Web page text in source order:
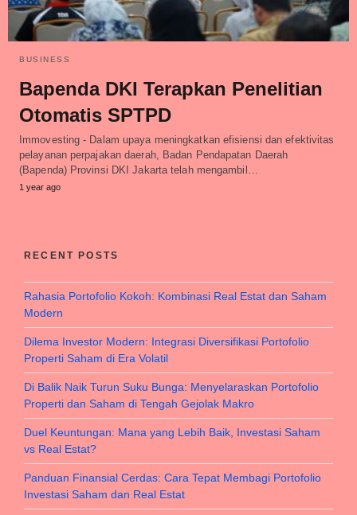
BUSINESS
Bapenda DKI Terapkan Penelitian
Otomatis SPTPD
Immovesting - Dalam upaya meningkatkan efisiensi dan efektivitas
pelayanan perpajakan daerah, Badan Pendapatan Daerah
(Bapenda) Provinsi DKI Jakarta telah mengambil…
1 year ago
RECENT POSTS
Rahasia Portofolio Kokoh: Kombinasi Real Estat dan Saham
Modern
Dilema Investor Modern: Integrasi Diversifikasi Portofolio
Properti Saham di Era Volatil
Di Balik Naik Turun Suku Bunga: Menyelaraskan Portofolio
Properti dan Saham di Tengah Gejolak Makro
Duel Keuntungan: Mana yang Lebih Baik, Investasi Saham
vs Real Estat?
Panduan Finansial Cerdas: Cara Tepat Membagi Portofolio
Investasi Saham dan Real Estat